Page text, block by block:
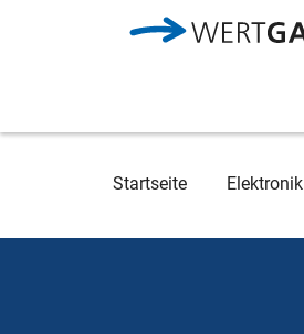
Breadcrumb
Startseite Elektronik